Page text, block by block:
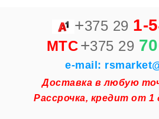
+375 29 1-
MTC+375 29
e-mail:
Доставка в любую
Рассрочка, кредит от 1